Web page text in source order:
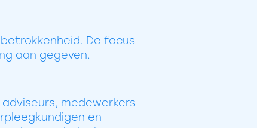
De focus
aan gegeven.
medewerkers
en